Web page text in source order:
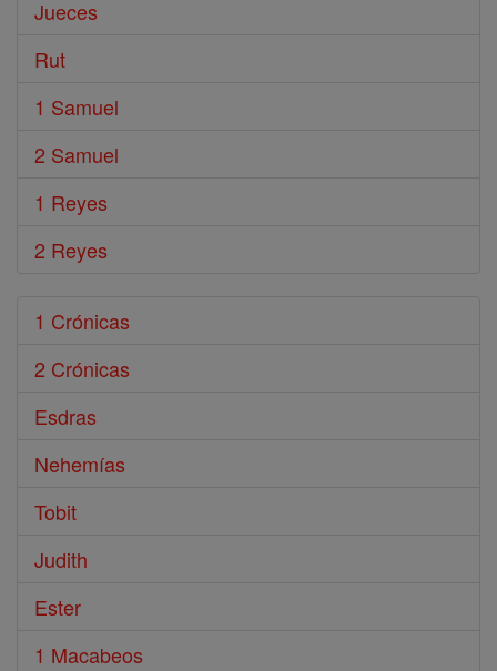
Jueces
Rut
1 Samuel
2 Samuel
1 Reyes
2 Reyes
1 Crónicas
2 Crónicas
Esdras
Nehemías
Tobit
Judith
Ester
1 Macabeos